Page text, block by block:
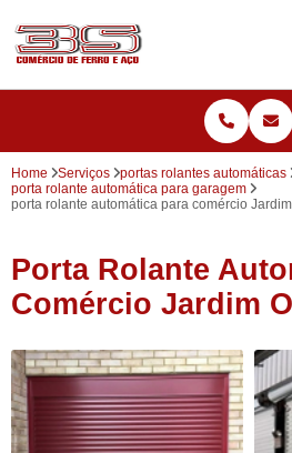
Home Serviços
portas rolantes automáticas
porta rolante automática para garagem
porta rolante automática para comércio
Porta Rolante
Comércio Jardim